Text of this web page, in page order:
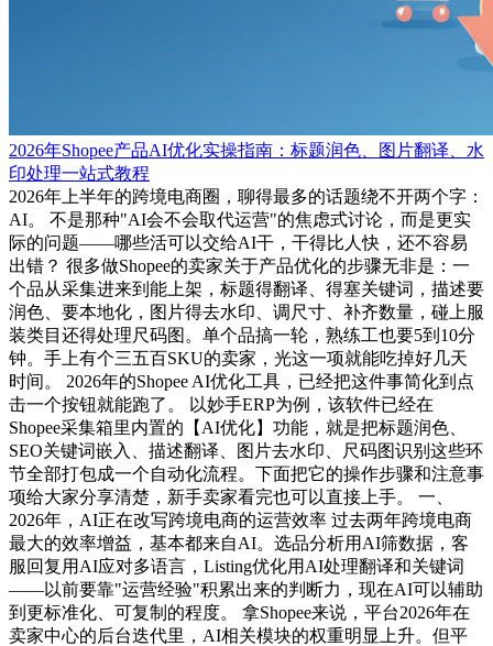
2026年Shopee产品AI优化实操指南：标题润色、图片翻译、水
印处理一站式教程
2026年上半年的跨境电商圈，聊得最多的话题绕不开两个字：
AI。 不是那种"AI会不会取代运营"的焦虑式讨论，而是更实
际的问题——哪些活可以交给AI干，干得比人快，还不容易
出错？ 很多做Shopee的卖家关于产品优化的步骤无非是：一
个品从采集进来到能上架，标题得翻译、得塞关键词，描述要
润色、要本地化，图片得去水印、调尺寸、补齐数量，碰上服
装类目还得处理尺码图。单个品搞一轮，熟练工也要5到10分
钟。手上有个三五百SKU的卖家，光这一项就能吃掉好几天
时间。 2026年的Shopee AI优化工具，已经把这件事简化到点
击一个按钮就能跑了。 以妙手ERP为例，该软件已经在
Shopee采集箱里内置的【AI优化】功能，就是把标题润色、
SEO关键词嵌入、描述翻译、图片去水印、尺码图识别这些环
节全部打包成一个自动化流程。下面把它的操作步骤和注意事
项给大家分享清楚，新手卖家看完也可以直接上手。 一、
2026年，AI正在改写跨境电商的运营效率 过去两年跨境电商
最大的效率增益，基本都来自AI。选品分析用AI筛数据，客
服回复用AI应对多语言，Listing优化用AI处理翻译和关键词
——以前要靠"运营经验"积累出来的判断力，现在AI可以辅助
到更标准化、可复制的程度。 拿Shopee来说，平台2026年在
卖家中心的后台迭代里，AI相关模块的权重明显上升。但平